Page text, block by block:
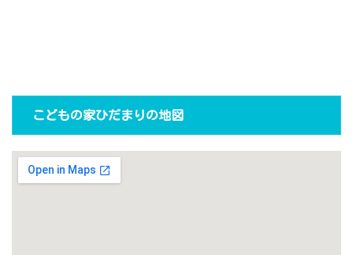
こどもの家ひだまりの地図